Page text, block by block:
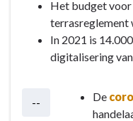
Het budget
terrasreglement
In 2021 is
digitalisering
-- De